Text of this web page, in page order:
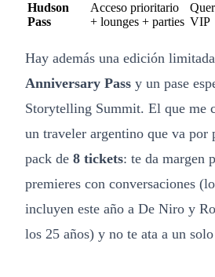
Hudson
Pass
Acceso prioritario
+ lounges + parties VIP
Hay además una edición
Anniversary Pass y un pase
Storytelling Summit. El que me
un traveler argentino que va por
pack de 8 tickets: te da margen
premieres con conversaciones
incluyen este año a De Niro y
los 25 años) y no te ata a un